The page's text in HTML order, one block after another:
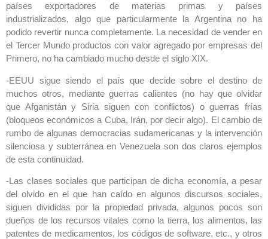
países exportadores de materias primas y países
industrializados, algo que particularmente la Argentina no ha
podido revertir nunca completamente. La necesidad de vender en
el Tercer Mundo productos con valor agregado por empresas del
Primero, no ha cambiado mucho desde el siglo XIX.
-EEUU sigue siendo el país que decide sobre el destino de
muchos otros, mediante guerras calientes (no hay que olvidar
que Afganistán y Siria siguen con conflictos) o guerras frías
(bloqueos económicos a Cuba, Irán, por decir algo). El cambio de
rumbo de algunas democracias sudamericanas y la intervención
silenciosa y subterránea en Venezuela son dos claros ejemplos
de esta continuidad.
-Las clases sociales que participan de dicha economía, a pesar
del olvido en el que han caído en algunos discursos sociales,
siguen divididas por la propiedad privada, algunos pocos son
dueños de los recursos vitales como la tierra, los alimentos, las
patentes de medicamentos, los códigos de software, etc., y otros